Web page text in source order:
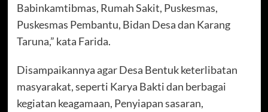
Babinkamtibmas, Rumah Sakit, Puskesmas,
Puskesmas Pembantu, Bidan Desa dan Karang
Taruna,” kata Farida.
Disampaikannya agar Desa Bentuk keterlibatan
masyarakat, seperti Karya Bakti dan berbagai
kegiatan keagamaan, Penyiapan sasaran,